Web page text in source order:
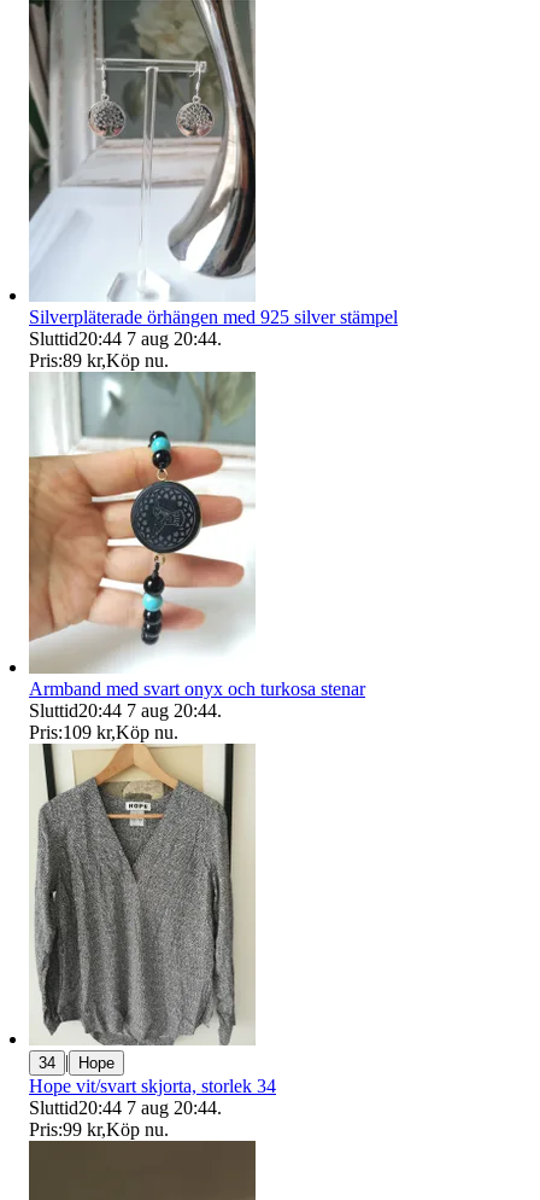
Silverpläterade örhängen med 925 silver stämpel
Sluttid20:44 7 aug 20:44.
Pris:89 kr,Köp nu.
Armband med svart onyx och turkosa stenar
Sluttid20:44 7 aug 20:44.
Pris:109 kr,Köp nu.
34 | Hope
Hope vit/svart skjorta, storlek 34
Sluttid20:44 7 aug 20:44.
Pris:99 kr,Köp nu.